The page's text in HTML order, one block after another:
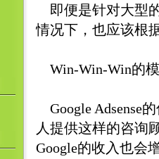
即便是针对大型
情况下，也应该根
Win-Win-Win的
Google Adsense
人提供这样的咨询
Google的收入也会